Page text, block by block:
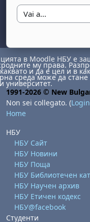
Vai a...
1 agosto
domenica 2 agosto
7 agosto
8 agosto
domenica 9 agosto
14 agosto
15 agosto
domenica 16 agosto
21 agosto
22 agosto
domenica 23 agosto
28 agosto
29 agosto
domenica 30 agosto
в Moodle НБУ е
му права.
и да е цел и в
среда може да стане
университет.
1991-2026 © New
Non sei collegato. (Login
Home
НБУ
НБУ Сайт
НБУ Новини
НБУ Поща
НБУ Библиотечен
НБУ Научен архив
НБУ Етичен кодекс
НБУ@facebook
Студенти